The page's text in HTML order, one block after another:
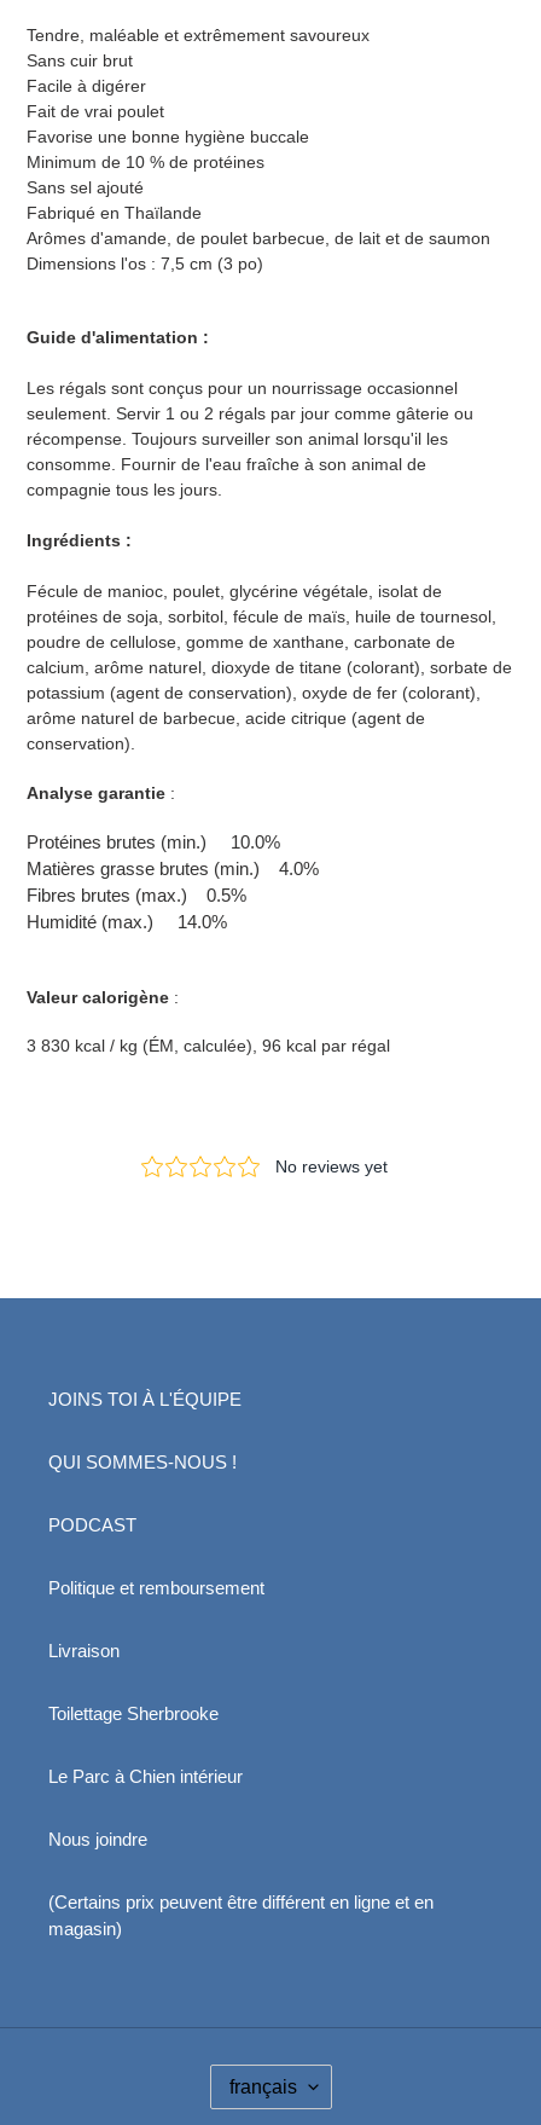
Tendre, maléable et extrêmement savoureux
Sans cuir brut
Facile à digérer
Fait de vrai poulet
Favorise une bonne hygiène buccale
Minimum de 10 % de protéines
Sans sel ajouté
Fabriqué en Thaïlande
Arômes d'amande, de poulet barbecue, de lait et de saumon
Dimensions l'os : 7,5 cm (3 po)
Guide d'alimentation :
Les régals sont conçus pour un nourrissage occasionnel
seulement. Servir 1 ou 2 régals par jour comme gâterie ou
récompense. Toujours surveiller son animal lorsqu'il les
consomme. Fournir de l'eau fraîche à son animal de
compagnie tous les jours.
Ingrédients :
Fécule de manioc, poulet, glycérine végétale, isolat de
protéines de soja, sorbitol, fécule de maïs, huile de tournesol,
poudre de cellulose, gomme de xanthane, carbonate de
calcium, arôme naturel, dioxyde de titane (colorant), sorbate de
potassium (agent de conservation), oxyde de fer (colorant),
arôme naturel de barbecue, acide citrique (agent de
conservation).
Analyse garantie :
Protéines brutes (min.) 10.0%
Matières grasse brutes (min.) 4.0%
Fibres brutes (max.) 0.5%
Humidité (max.) 14.0%
Valeur calorigène :
3 830 kcal / kg (ÉM, calculée), 96 kcal par régal
JOINS TOI À L'ÉQUIPE
QUI SOMMES-NOUS !
PODCAST
Politique et remboursement
Livraison
Toilettage Sherbrooke
Le Parc à Chien intérieur
Nous joindre
(Certains prix peuvent être différent en ligne et en
magasin)
L
français